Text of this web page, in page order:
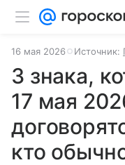
16 мая 2026 Источник:
3 знака,
17 мая
кто